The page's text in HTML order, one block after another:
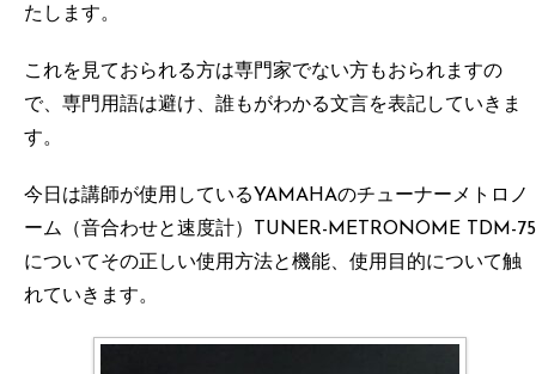
たします。
これを見ておられる方は専門家でない方もおられますの
で、専門用語は避け、誰もがわかる文言を表記していきま
す。
今日は講師が使用しているYAMAHAのチューナーメトロノ
ーム（音合わせと速度計）TUNER-METRONOME TDM-75
についてその正しい使用方法と機能、使用目的について触
れていきます。